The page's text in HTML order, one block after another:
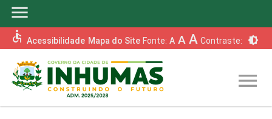
menu
accessible Acessibilidade Mapa do Site Fonte: A A A Contraste: brightness_6
menu